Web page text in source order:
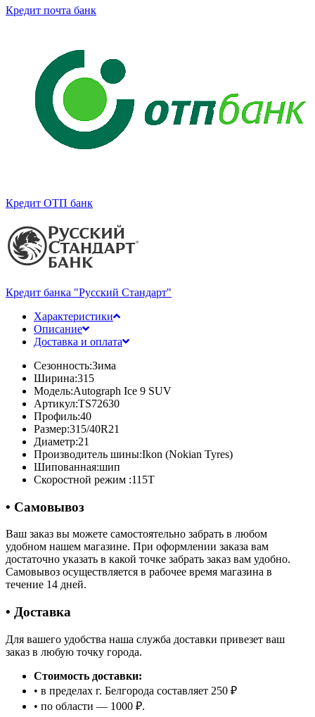
Кредит почта банк
Кредит ОТП банк
Кредит банка "Русский Стандарт"
Характеристики
Описание
Доставка и оплата
Сезонность:Зима
Ширина:315
Модель:Autograph Ice 9 SUV
Артикул:TS72630
Профиль:40
Размер:315/40R21
Диаметр:21
Производитель шины:Ikon (Nokian Tyres)
Шипованная:шип
Скоростной режим :115T
• Самовывоз
Ваш заказ вы можете самостоятельно забрать в любом
удобном нашем магазине. При оформлении заказа вам
достаточно указать в какой точке забрать заказ вам удобно.
Самовывоз осуществляется в рабочее время магазина в
течение 14 дней.
• Доставка
Для вашего удобства наша служба доставки привезет ваш
заказ в любую точку города.
Стоимость доставки:
• в пределах г. Белгорода составляет 250 ₽
• по области — 1000 ₽.